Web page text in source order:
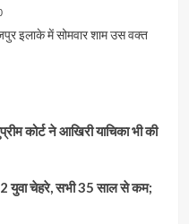
इलाके में सोमवार शाम उस वक्त
कोर्ट ने आखिरी याचिका भी की
युवा चेहरे, सभी 35 साल से कम;